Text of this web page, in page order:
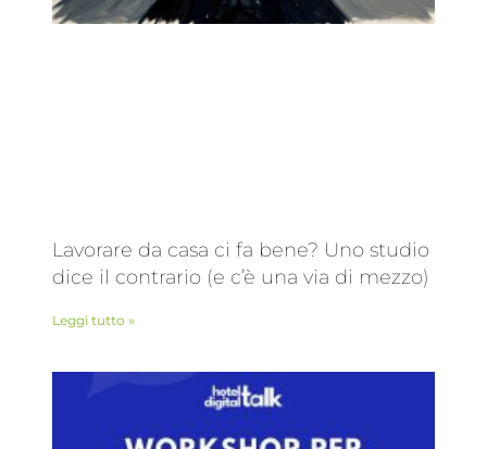
Lavorare da casa ci fa bene? Uno studio
dice il contrario (e c’è una via di mezzo)
Leggi tutto »